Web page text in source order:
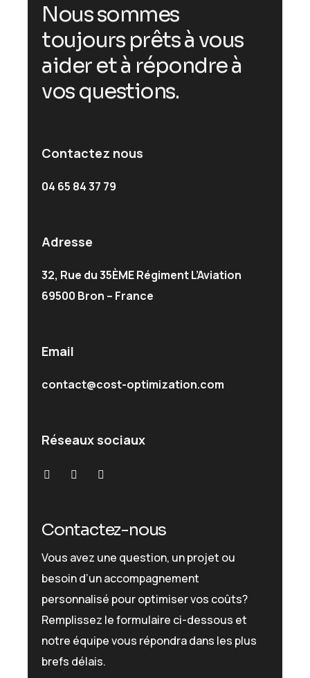
Noussommes
toujours prêtsà vous
aideretà répondreà
vosquestions.
Contactez nous
04 65 84 37 79
Adresse
32, Rue du 35ÈME Régiment L’Aviation
69500 Bron – France
Email
contact@cost-optimization.com
Réseaux sociaux
Contactez-nous
Vous avez une question, un projet ou
besoin d’un accompagnement
personnalisé pour optimiser vos coûts?
Remplissez le formulaire ci-dessous et
notre équipe vous répondra dans les plus
brefs délais.